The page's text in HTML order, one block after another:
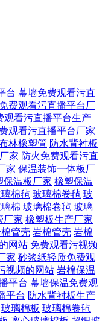
台 幕墙免费观看污直
免费观看污直播平台厂
观看污直播平台生产
观看污直播平台厂家
林橡塑管 防水背衬板
家 防火免费观看污直
家 保温装饰一体板厂
保温板厂家 橡塑保温
棉毡 玻璃棉卷毡 玻
棉 玻璃棉卷毡 玻璃
厂家 橡塑板生产厂家
管壳 岩棉管壳 岩棉
网站 免费观看污视频
家 砂浆纸轻质免费观
视频的网站 岩棉保温
平台 幕墙保温免费观
平台 防水背衬板生产
玻璃棉板 玻璃棉卷毡